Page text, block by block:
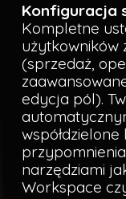
Konfiguracja
Kompletne
użytkowników
(sprzedaż,
edycja pól).
narzędziami
Workspace